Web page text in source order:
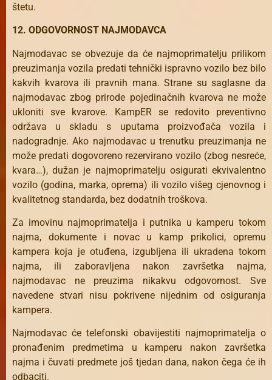
štetu.
12. ODGOVORNOST NAJMODAVCA
Najmodavac se obvezuje da će najmoprimatelju prilikom
preuzimanja vozila predati tehnički ispravno vozilo bez bilo
kakvih kvarova ili pravnih mana. Strane su saglasne da
najmodavac zbog prirode pojedinačnih kvarova ne može
ukloniti sve kvarove. KampER se redovito preventivno
održava u skladu s uputama proizvođača vozila i
nadogradnje. Ako najmodavac u trenutku preuzimanja ne
može predati dogovoreno rezervirano vozilo (zbog nesreće,
kvara…), dužan je najmoprimatelju osigurati ekvivalentno
vozilo (godina, marka, oprema) ili vozilo višeg cjenovnog i
kvalitetnog standarda, bez dodatnih troškova.
Za imovinu najmoprimatelja i putnika u kamperu tokom
najma, dokumente i novac u kamp prikolici, opremu
kampera koja je otuđena, izgubljena ili ukradena tokom
najma, ili zaboravljena nakon završetka najma,
najmodavac ne preuzima nikakvu odgovornost. Sve
navedene stvari nisu pokrivene nijednim od osiguranja
kampera.
Najmodavac će telefonski obavijestiti najmoprimatelja o
pronađenim predmetima u kamperu nakon završetka
najma i čuvati predmete još tjedan dana, nakon čega će ih
odbaciti.